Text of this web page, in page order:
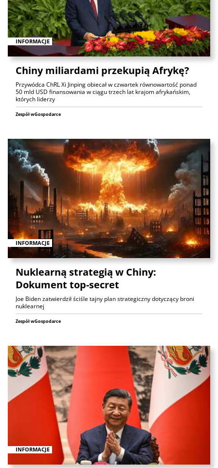
INFORMACJE
Chiny miliardami przekupią Afrykę?
Przywódca ChRL Xi Jinping obiecał w czwartek równowartość ponad
50 mld USD finansowania w ciągu trzech lat krajom afrykańskim,
których liderzy
Zespół wGospodarce
INFORMACJE
Nuklearną strategią w Chiny:
Dokument top-secret
Joe Biden zatwierdził ściśle tajny plan strategiczny dotyczący broni
nuklearnej
Zespół wGospodarce
INFORMACJE